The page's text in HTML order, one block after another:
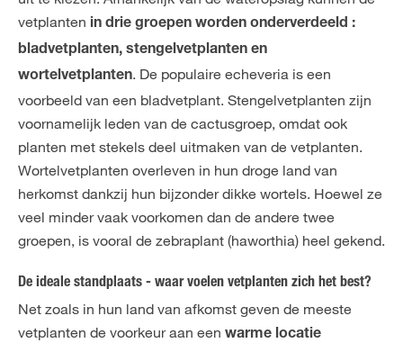
vetplanten in drie groepen worden onderverdeeld :
bladvetplanten, stengelvetplanten en
wortelvetplanten. De populaire echeveria is een
voorbeeld van een bladvetplant. Stengelvetplanten zijn
voornamelijk leden van de cactusgroep, omdat ook
planten met stekels deel uitmaken van de vetplanten.
Wortelvetplanten overleven in hun droge land van
herkomst dankzij hun bijzonder dikke wortels. Hoewel ze
veel minder vaak voorkomen dan de andere twee
groepen, is vooral de zebraplant (haworthia) heel gekend.
De ideale standplaats - waar voelen vetplanten zich het best?
Net zoals in hun land van afkomst geven de meeste
vetplanten de voorkeur aan een warme locatie